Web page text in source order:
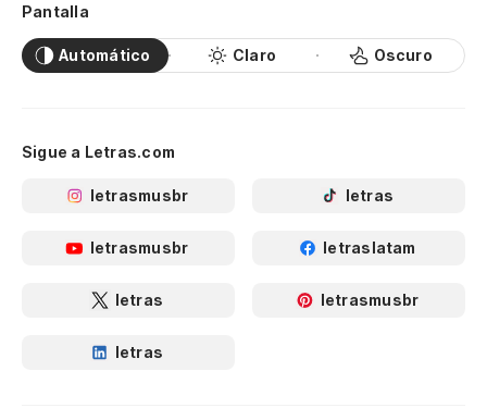
Pantalla
Automático Claro Oscuro
Sigue a Letras.com
letrasmusbr letras
letrasmusbr letraslatam
letras letrasmusbr
letras